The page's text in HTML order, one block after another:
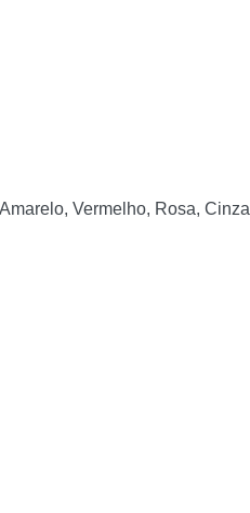
Vermelho, Rosa, Cinza